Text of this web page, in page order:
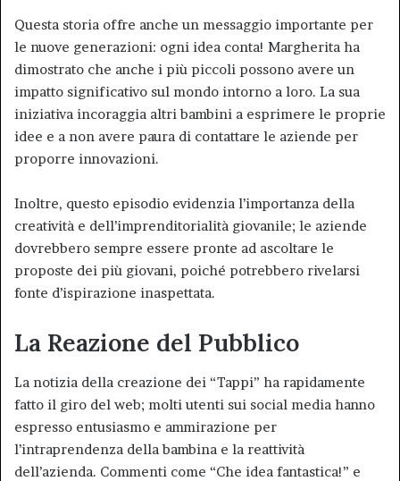
Questa storia offre anche un messaggio importante per
le nuove generazioni: ogni idea conta! Margherita ha
dimostrato che anche i più piccoli possono avere un
impatto significativo sul mondo intorno a loro. La sua
iniziativa incoraggia altri bambini a esprimere le proprie
idee e a non avere paura di contattare le aziende per
proporre innovazioni.
Inoltre, questo episodio evidenzia l’importanza della
creatività e dell’imprenditorialità giovanile; le aziende
dovrebbero sempre essere pronte ad ascoltare le
proposte dei più giovani, poiché potrebbero rivelarsi
fonte d’ispirazione inaspettata.
La Reazione del Pubblico
La notizia della creazione dei “Tappi” ha rapidamente
fatto il giro del web; molti utenti sui social media hanno
espresso entusiasmo e ammirazione per
l’intraprendenza della bambina e la reattività
dell’azienda. Commenti come “Che idea fantastica!” e